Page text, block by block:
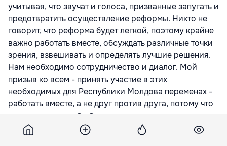
учитывая, что звучат и голоса, призванные запугать и
предотвратить осуществление реформы. Никто не
говорит, что реформа будет легкой, поэтому крайне
важно работать вместе, обсуждать различные точки
зрения, взвешивать и определять лучшие решения.
Нам необходимо сотрудничество и диалог. Мой
призыв ко всем - принять участие в этих
необходимых для Республики Молдова переменах -
работать вместе, а не друг против друга, потому что
все мы хотим, чтобы были развитые села и города», -
сказала президент.